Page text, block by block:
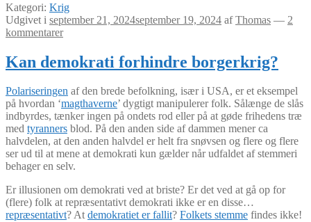
Kategori: Krig
Udgivet i september 21, 2024september 19, 2024 afThomas — 2
kommentarer
Kan demokrati forhindre borgerkrig?
Polariseringen af den brede befolkning, især i USA, er et eksempel
på hvordan ‘magthaverne’ dygtigt manipulerer folk. Sålænge de slås
indbyrdes, tænker ingen på ondets rod eller på at gøde frihedens træ
med tyranners blod. På den anden side af dammen mener ca
halvdelen, at den anden halvdel er helt fra snøvsen og flere og flere
ser ud til at mene at demokrati kun gælder når udfaldet af stemmeri
behager en selv.
Er illusionen om demokrati ved at briste? Er det ved at gå op for
(flere) folk at repræsentativt demokrati ikke er en disse…
repræsentativt? Atdemokratiet er fallit? Folkets stemme findes ikke!